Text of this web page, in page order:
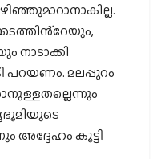
നാടാക്കി
പറയണം. മലപ്പുറം
അദ്ദേഹം കൂട്ടി